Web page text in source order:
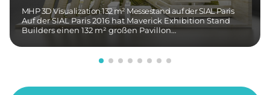
MHP 3D Visualization 132 m² Messestand auf der SIAL Paris
Auf der SIAL Paris 2016 hat Maverick Exhibition Stand
Builders einen 132 m² großen Pavillon…